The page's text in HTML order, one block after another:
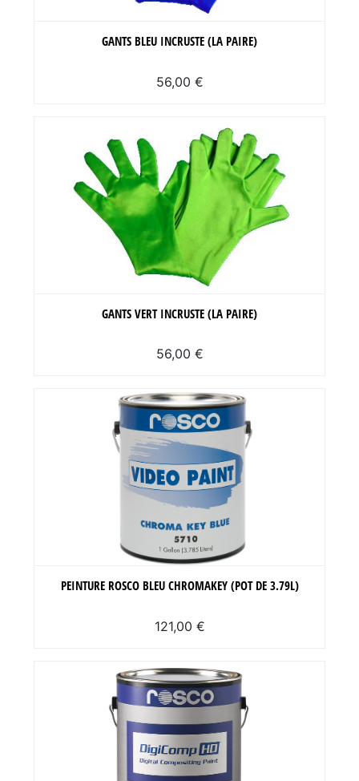
GANTS BLEU INCRUSTE (LA PAIRE)
56,00 €
GANTS VERT INCRUSTE (LA PAIRE)
56,00 €
PEINTURE ROSCO BLEU CHROMAKEY (POT DE 3.79L)
121,00 €